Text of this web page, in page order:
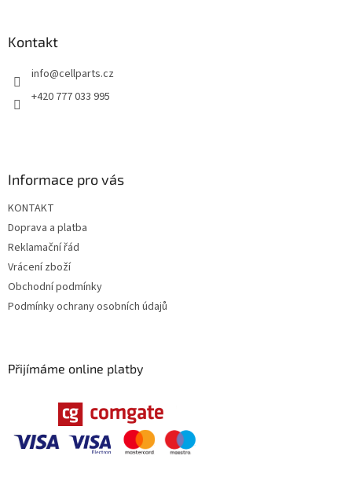
Kontakt
info@cellparts.cz
+420 777 033 995
Informace pro vás
KONTAKT
Doprava a platba
Reklamační řád
Vrácení zboží
Obchodní podmínky
Podmínky ochrany osobních údajů
Přijímáme online platby